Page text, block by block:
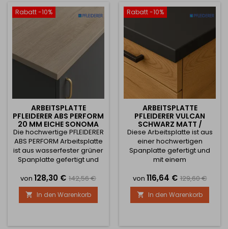
moderne Dekor verleiht
Ihrer Küche oder Ihrem
elegantes und stilvolles...
moderne Dekor verleiht
Ihrer Küche oder Ihrem
elegantes und stilvolles...
Rabatt -10%
ARBEITSPLATTE
PFLEIDERER ABS PERFORM
20 MM EICHE SONOMA
GRAU / R20039
Die hochwertige PFLEIDERER
ABS PERFORM Arbeitsplatte
ist aus wasserfester grüner
Spanplatte gefertigt und
Laminat beschichtet, das
eine hohe
Widerstandsfähigkeit
gegen Kratzer, Abrieb,
täglichen Gebrauch
von Preis
128,30 € Verkaufspreis
142,56 €
 In den Warenkorb
Rabatt -10%
ARBEITSPLATTE
PFLEIDERER VULCAN
SCHWARZ MATT /
U12000XM
Diese Arbeitsplatte ist aus
einer hochwertigen
Spanplatte gefertigt und
mit einem
beschichtet, das eine hohe
Widerstandsfähigkeit
gegen Kratzer, Abrieb,
tägliche Beanspruchung
moderne Dekor verleiht
von Preis
116,64 € 129,60 €
 In den Warenkorb